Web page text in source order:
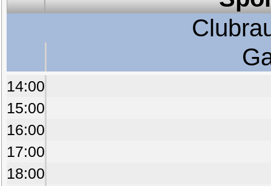
14:00
15:00
16:00
17:00
18:00